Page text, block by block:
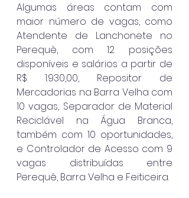
Algumas áreas contam com
maior número de vagas, como
Atendente de Lanchonete no
Perequê, com 12 posições
disponíveis e salários a partir de
R$ 1.930,00, Repositor de
Mercadorias na Barra Velha com
10 vagas, Separador de Material
Reciclável na Água Branca,
também com 10 oportunidades,
e Controlador de Acesso com 9
vagas distribuídas entre
Perequê, Barra Velha e Feiticeira.